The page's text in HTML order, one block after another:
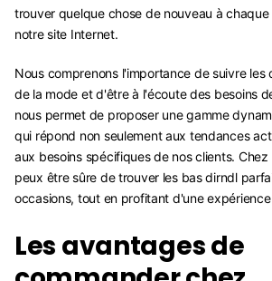
trouver quelque chose de nouveau à
notre site Internet.
Nous comprenons l'importance de suivre les
de la mode et d'être à l'écoute des besoins
nous permet de proposer une gamme
qui répond non seulement aux tendances
aux besoins spécifiques de nos clients.
peux être sûre de trouver les bas dirndl
occasions, tout en profitant d'une
Les avantages de